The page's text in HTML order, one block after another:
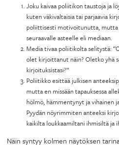
Joku kaivaa poliitikon taustoja ja
kuten väkivaltaisia tai parjaavia
poliittisesti motivoitunutta, mutta
seuraavalle asteelle eli mediaan.
Media tivaa poliitikolta selitystä:
olet kirjoittanut näin? Oletko yhä
kirjoituksistasi?”
Poliitikko esittää julkisen
mutta en missään tapauksessa
hölmö, hämmentynyt ja vihainen
Pyydän nöyrimmiten anteeksi
kaikilta loukkaamiltani ihmisiltä ja
Näin syntyy kolmen näytöksen